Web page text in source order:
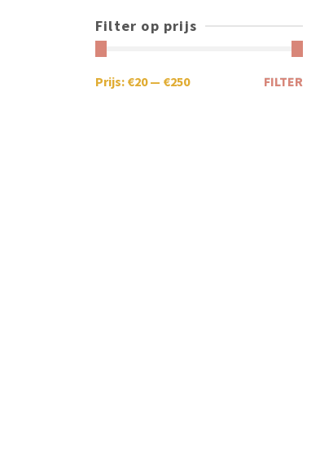
Filter op prijs
FILTER
Prijs: €20— €250